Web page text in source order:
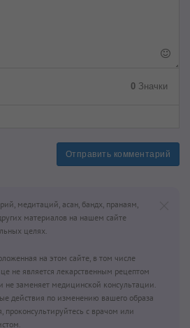
0 Значки
Отправить комментарий
медитаций, асан, бандх, пранаям,
материалов на нашем сайте
целях.
на этом сайте, в том числе
не является лекарственным рецептом
заменяет медицинской консультации.
действия по изменению вашего образа
с врачом или